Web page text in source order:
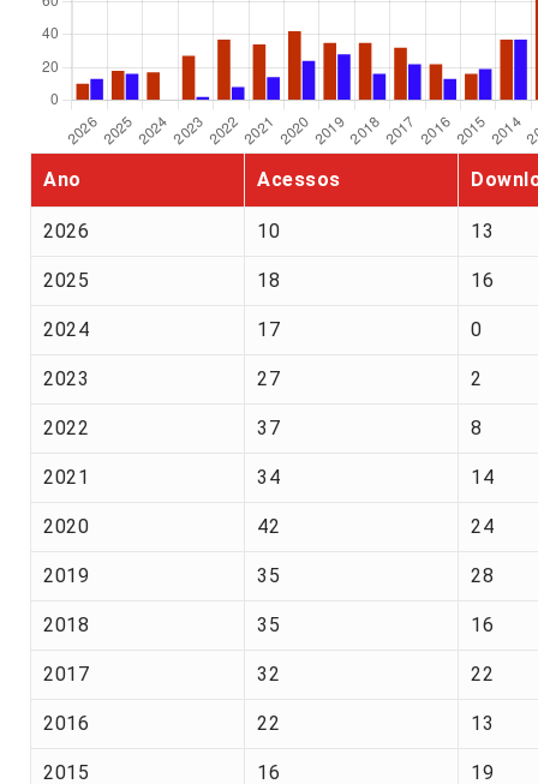
Ano Acessos
2026 10 13
2025 18 16
2024 17 0
2023 27 2
2022 37 8
2021 34 14
2020 42 24
2019 35 28
2018 35 16
2017 32 22
2016 22 13
2015 16 19